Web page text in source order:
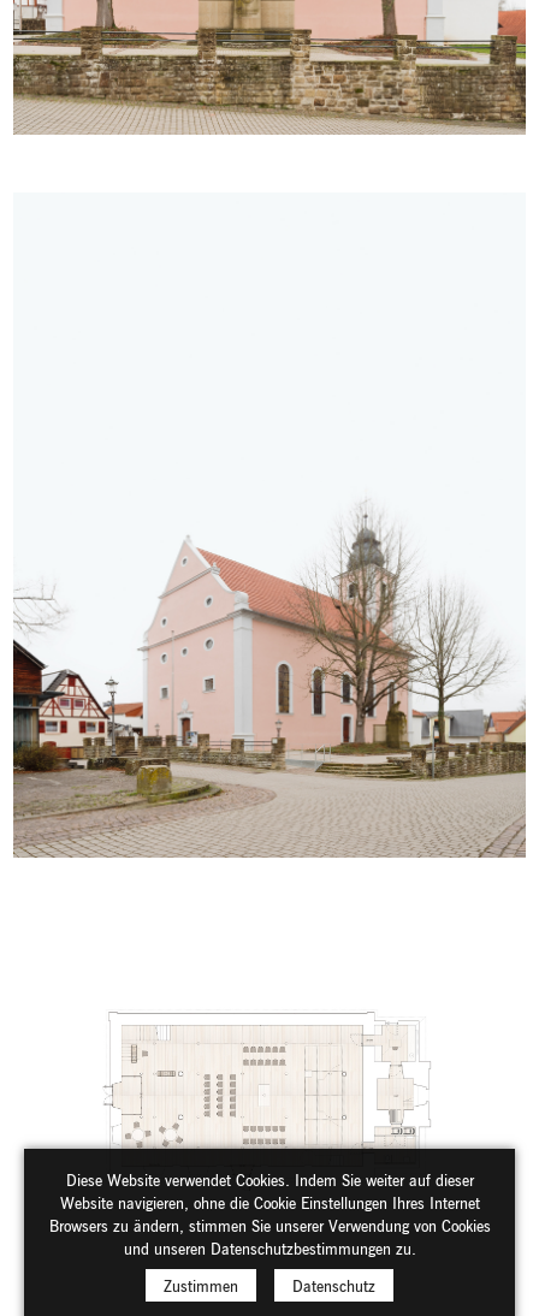
Diese Website verwendet Cookies. Indem Sie weiter auf dieser
Website navigieren, ohne die Cookie Einstellungen Ihres Internet
Browsers zu ändern, stimmen Sie unserer Verwendung von Cookies
und unseren Datenschutzbestimmungen zu.
Zustimmen
Datenschutz